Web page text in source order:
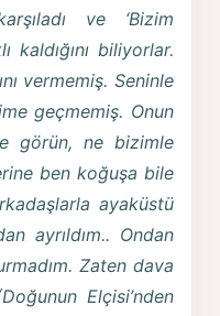
ve ‘Bizim
kaldığını biliyorlar.
vermemiş. Seninle
geçmemiş. Onun
görün, ne bizimle
ben koğuşa bile
ayaküstü
ayrıldım.. Ondan
Zaten dava
Elçisi’nden